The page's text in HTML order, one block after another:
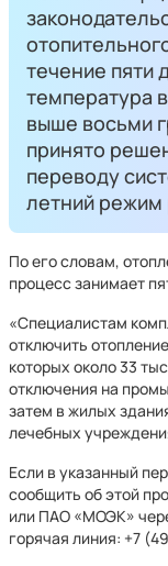
течение пяти
температура
выше восьми
принято
переводу
летний режим
По его словам,
процесс занимает
«Специалистам
отключить
которых около 33
отключения на
затем в жилых
лечебных
Если в указанный
сообщить об этой
или ПАО «МОЭК»
горячая линия: +7